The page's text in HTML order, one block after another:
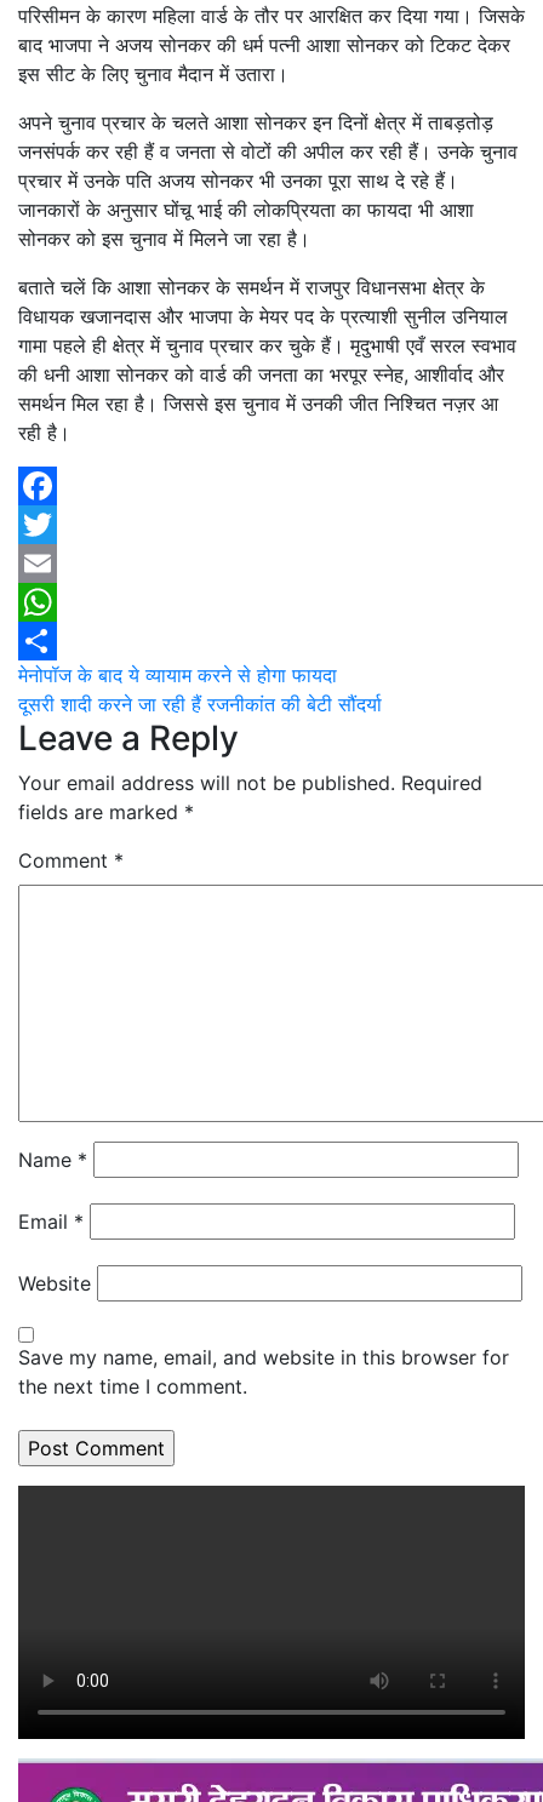
परिसीमन के कारण महिला वार्ड के तौर पर आरक्षित कर दिया गया। जिसके
बाद भाजपा ने अजय सोनकर की धर्म पत्नी आशा सोनकर को टिकट देकर
इस सीट के लिए चुनाव मैदान में उतारा।
अपने चुनाव प्रचार के चलते आशा सोनकर इन दिनों क्षेत्र में ताबड़तोड़
जनसंपर्क कर रही हैं व जनता से वोटों की अपील कर रही हैं। उनके चुनाव
प्रचार में उनके पति अजय सोनकर भी उनका पूरा साथ दे रहे हैं।
जानकारों के अनुसार घोंचू भाई की लोकप्रियता का फायदा भी आशा
सोनकर को इस चुनाव में मिलने जा रहा है।
बताते चलें कि आशा सोनकर के समर्थन में राजपुर विधानसभा क्षेत्र के
विधायक खजानदास और भाजपा के मेयर पद के प्रत्याशी सुनील उनियाल
गामा पहले ही क्षेत्र में चुनाव प्रचार कर चुके हैं। मृदुभाषी एवँ सरल स्वभाव
की धनी आशा सोनकर को वार्ड की जनता का भरपूर स्नेह, आशीर्वाद और
समर्थन मिल रहा है। जिससे इस चुनाव में उनकी जीत निश्चित नज़र आ
रही है।
Facebook
Twitter
Email
WhatsApp
Share
Post
navigation
मेनोपॉज के बाद ये व्यायाम करने से होगा फायदा
दूसरी शादी करने जा रही हैं रजनीकांत की बेटी सौंदर्या
Leave a Reply
Your email address will not be published. Required
fields are marked *
Comment *
Name *
Email *
Website
Save my name, email, and website in this browser for
the next time I comment.